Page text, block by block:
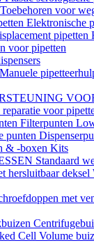
Toebehoren voor
Elektronische
pipetten
voor pipetten
Manuele
voor
Filterpunten
punten
& -boxen Kits
Standaard
hersluitbaar deksel
met
Cell Volume